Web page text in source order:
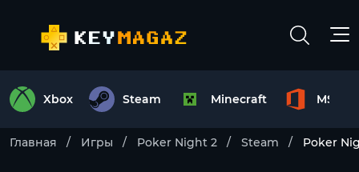
Xbox Steam Minecraft MS
Главная Игры Poker Night 2 Steam Poker